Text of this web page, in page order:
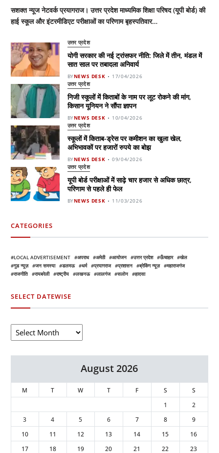
सशक्त न्यूज नेटवर्क प्रयागराज। उत्तर प्रदेश माध्यमिक शिक्षा परिषद (यूपी बोर्ड) की
हाई स्कूल और इंटरमीडिएट परीक्षाओं का परिणाम बृहस्पतिवार…
उत्तर प्रदेश
योगी सरकार की नई ट्रांसफर नीति: जिले में तीन, मंडल में
सात साल पर तबादला अनिवार्य
BYNEWS DESK 17/04/2026
उत्तर प्रदेश
निजी स्कूलों में किताबों के नाम पर लूट रोकने की मांग,
किसान यूनियन ने सौंपा ज्ञापन
BYNEWS DESK 10/04/2026
उत्तर प्रदेश
स्कूलों में किताब-ड्रेस पर कमीशन का खुला खेल,
अभिभावकों पर हजारों रुपये का बोझ
BYNEWS DESK 09/04/2026
उत्तर प्रदेश
यूपी बोर्ड परीक्षाओं में साढ़े चार हजार से अधिक छात्र,
परिणाम से पहले ही फेल
BYNEWS DESK 11/03/2026
CATEGORIES
LOCAL ADVERTISEMENT अपराध अमेठी आयोजन उत्तर प्रदेश ऊँचाहार
खेल
गुड न्यूज़
जन समस्या डलमऊ धर्म प्रयागराज प्रशासन ब्रेकिंग न्यूज़
महाराजगंज
राजनीति
रायबरेली राष्ट्रीय लखनऊ लालगंज सलोन हादसा
SELECT DATEWISE
August 2026
M T W T F S
S
1
2
3
4 5 6 7 8
9
10
11 12 13 14 15
16
17
18 19 20 21 22 23